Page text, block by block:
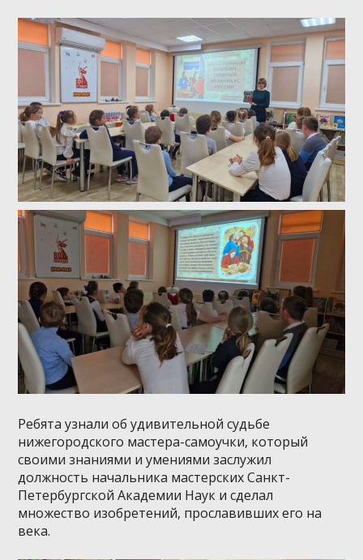
Ребята узнали об удивительной судьбе
нижегородского мастера-самоучки, который
своими знаниями и умениями заслужил
должность начальника мастерских Санкт-
Петербургской Академии Наук и сделал
множество изобретений, прославивших его на
века.